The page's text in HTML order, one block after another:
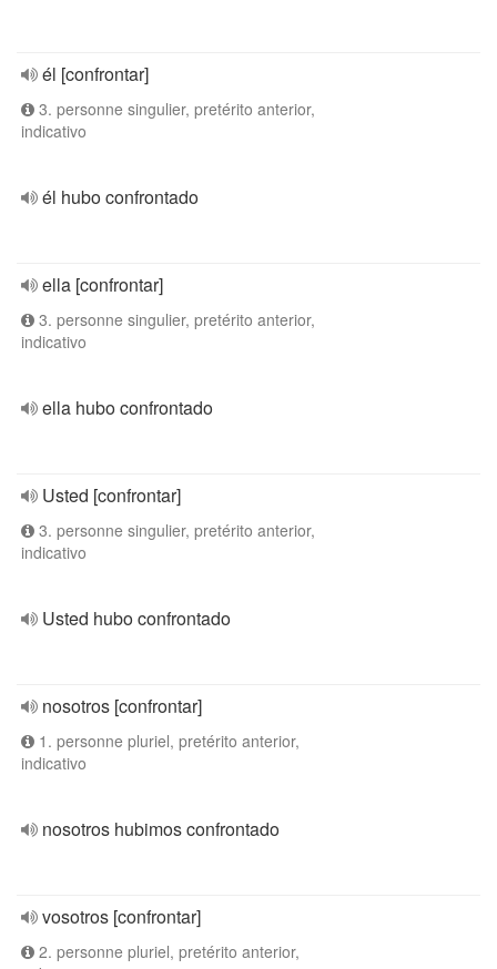
él [confrontar]
3. personne singulier, pretérito anterior,
indicativo
él hubo confrontado
ella [confrontar]
3. personne singulier, pretérito anterior,
indicativo
ella hubo confrontado
Usted [confrontar]
3. personne singulier, pretérito anterior,
indicativo
Usted hubo confrontado
nosotros [confrontar]
1. personne pluriel, pretérito anterior,
indicativo
nosotros hubimos confrontado
vosotros [confrontar]
2. personne pluriel, pretérito anterior,